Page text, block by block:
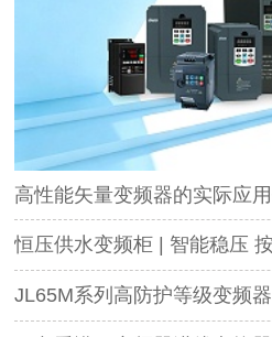
高性能矢量变频器的实际应
恒压供水变频柜 | 智能稳压
JL65M系列高防护等级变频器 | 恶